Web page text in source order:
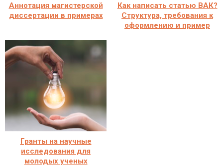
Аннотация магистерской
диссертации в примерах
Как написать статью ВАК?
Структура, требования к
оформлению и пример
Гранты на научные
исследования для
молодых ученых